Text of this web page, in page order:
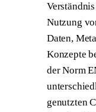
Nutzung
Daten,
Konzepte
der Norm
genutzten